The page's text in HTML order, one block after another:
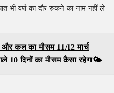
भी वर्षा का दौर रुकने का नाम नहीं ले
और कल का मौसम 11/12 मार्च
10 दिनों का मौसम कैसा रहेगा🌤️